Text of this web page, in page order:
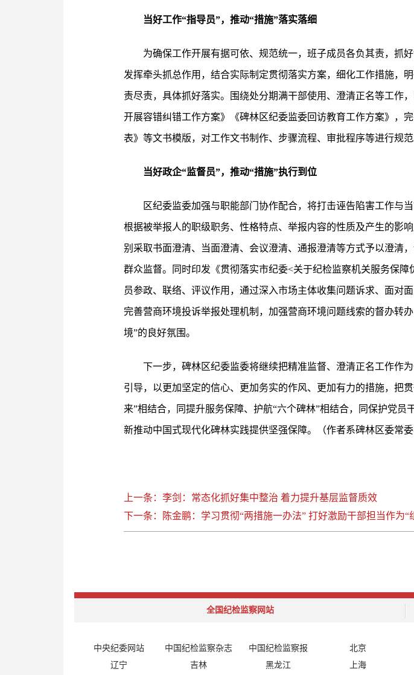
当好工作“指导员”，推动“措施”落实落细
为确保工作开展有据可依、规范统一，班子成员各负其责，抓
发挥牵头抓总作用，结合实际制定贯彻落实方案，细化工作措施，
责尽责，具体抓好落实。围绕处分期满干部使用、澄清正名等工作
开展容错纠错工作方案》《碑林区纪委监委回访教育工作方案》，
表》等文书模版，对工作文书制作、步骤流程、审批程序等进行规范
当好政企“监督员”，推动“措施”执行到位
区纪委监委加强与职能部门协作配合，将打击诬告陷害工作与
根据被举报人的职级职务、性格特点、举报内容的性质及产生的影
别采取书面澄清、当面澄清、会议澄清、通报澄清等方式予以澄清
群众监督。同时印发《贯彻落实市纪委<关于纪检监察机关服务保
员参政、联络、评议作用，通过深入市场主体收集问题诉求、面对
完善营商环境投诉举报处理机制，加强营商环境问题线索的督办转
境”的良好氛围。
下一步，碑林区纪委监委将继续把精准监督、澄清正名工作作
引导，以更加坚定的信心、更加务实的作风、更加有力的措施，把
来”相结合，同提升服务保障、护航“六个碑林”相结合，同保护党
新推动中国式现代化碑林实践提供坚强保障。（作者系碑林区委常
上一条：李剑：常态化抓好集中整治 着力提升基层监督质效
下一条：陈金鹏：学习贯彻“两措施一办法” 打好激励干部担当作为“
全国纪检监察网站
中央纪委网站 中国纪检监察杂志 中国纪检监察报 北京
辽宁
吉林 黑龙江 上海